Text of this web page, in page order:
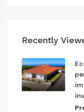
Recently